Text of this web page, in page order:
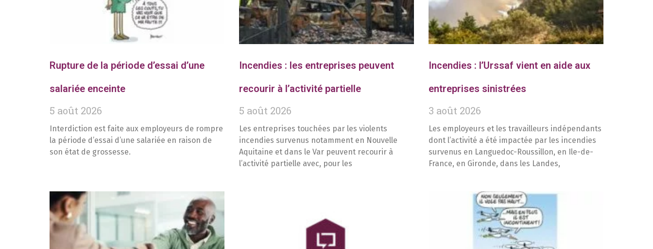
Rupture de la période d’essai d’une
salariée enceinte
5 août 2026
Interdiction est faite aux employeurs de rompre
la période d’essai d’une salariée en raison de
son état de grossesse.
Incendies : les entreprises peuvent
recourir à l’activité partielle
5 août 2026
Les entreprises touchées par les violents
incendies survenus notamment en Nouvelle
Aquitaine et dans le Var peuvent recourir à
l’activité partielle avec, pour les
Incendies : l’Urssaf vient en aide aux
entreprises sinistrées
3 août 2026
Les employeurs et les travailleurs indépendants
dont l’activité a été impactée par les incendies
survenus en Languedoc-Roussillon, en Ile-de-
France, en Gironde, dans les Landes,